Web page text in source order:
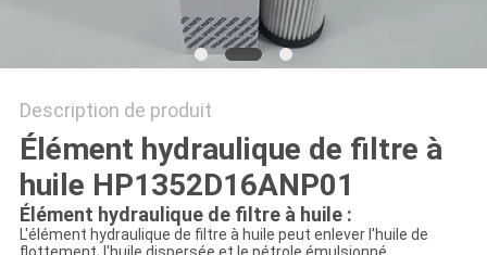
Description de produit
Élément hydraulique de filtre à
huile HP1352D16ANP01
Élément hydraulique de filtre à huile :
L'élément hydraulique de filtre à huile peut enlever l'huile de